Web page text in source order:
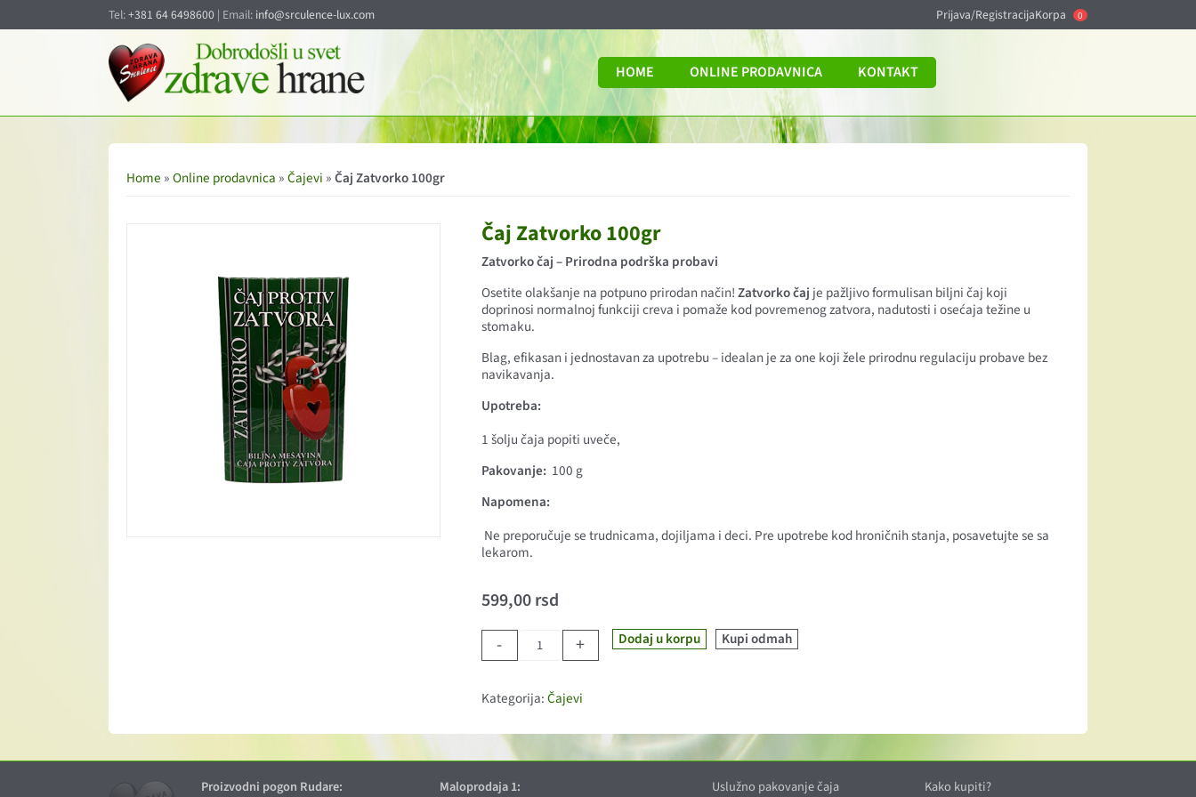
Tel:+381 64 6498600 | Email: info@srculence-lux.com Prijava/RegistracijaKorpa 0
HOME ONLINE PRODAVNICA KONTAKT
Home »Online prodavnica »Čajevi »Čaj Zatvorko 100gr
Čaj Zatvorko 100gr
Zatvorko čaj – Prirodna podrška probavi
Osetite olakšanje na potpuno prirodan način!Zatvorko čaj je pažljivo formulisan biljni čaj koji
doprinosi normalnoj funkciji creva i pomaže kod povremenog zatvora, nadutosti i osećaja težine u
stomaku.
Blag, efikasan i jednostavan za upotrebu – idealan je za one koji žele prirodnu regulaciju probave bez
navikavanja.
Upotreba:
1 šolju čaja popiti uveče,
Pakovanje: 100 g
Napomena:
Ne preporučuje se trudnicama, dojiljama i deci. Pre upotrebe kod hroničnih stanja, posavetujte se sa
lekarom.
599,00rsd
Čaj Zatvorko 100gr količina
- + Dodaj u korpu Kupi odmah
Kategorija:Čajevi
Proizvodni pogon Rudare:
Maloprodaja 1:
Uslužno pakovanje čaja Kako kupiti?